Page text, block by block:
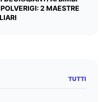
2 MAESTRE
TUTTI